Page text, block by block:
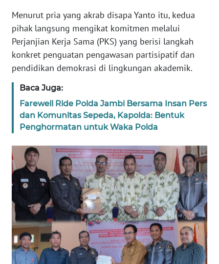
Menurut pria yang akrab disapa Yanto itu, kedua
pihak langsung mengikat komitmen melalui
Perjanjian Kerja Sama (PKS) yang berisi langkah
konkret penguatan pengawasan partisipatif dan
pendidikan demokrasi di lingkungan akademik.
Baca Juga:
Farewell Ride Polda Jambi Bersama Insan Pers
dan Komunitas Sepeda, Kapolda: Bentuk
Penghormatan untuk Waka Polda
WN
NTT
WN
WN
PAPUA
WN
PAPUA
BARAT
WN
RIAU
WN
SERAMBI
WN
JAMBI